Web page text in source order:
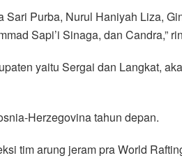
Purba, Nurul Haniyah Liza,
Sapi’i Sinaga, dan Candra,”
yaitu Sergai dan Langkat,
Herzegovina tahun depan.
tim arung jeram pra World